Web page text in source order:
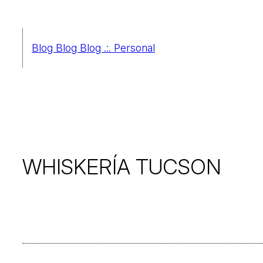
contenidoBlog Blog Blog .:. Personal
WHISKERÍA TUCSON